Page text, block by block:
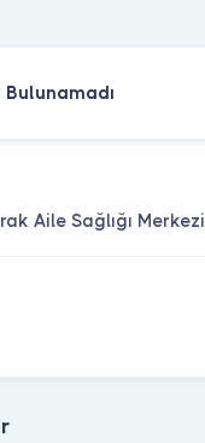
Bulunamadı
Aile Sağlığı Merkezi